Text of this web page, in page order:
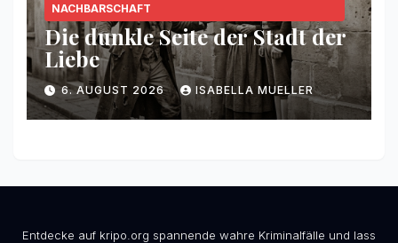
NACHBARSCHAFT
Die dunkle Seite der Stadt der
Liebe
6. AUGUST 2026 ISABELLA MUELLER
Entdecke auf kripo.org spannende wahre Kriminalfälle und lass